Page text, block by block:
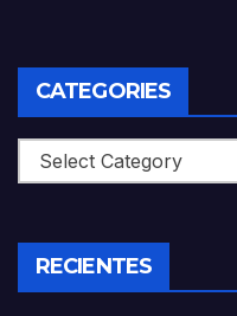
CATEGORIES
Categories
RECIENTES